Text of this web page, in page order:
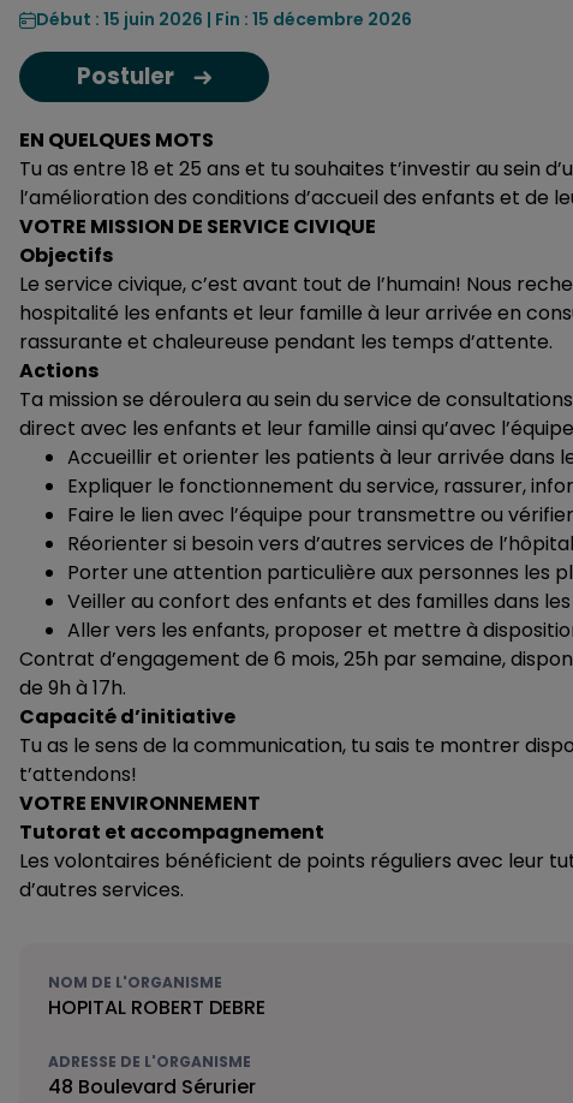
Début : 15 juin 2026 | Fin : 15 décembre 2026
Postuler
EN QUELQUES MOTS
Tu as entre 18 et 25 ans et tu souhaites t’investir au
l’amélioration des conditions d’accueil des enfants et de
VOTRE MISSION DE SERVICE CIVIQUE
Objectifs
Le service civique, c’est avant tout de l’humain! Nous
hospitalité les enfants et leur famille à leur arrivée en
rassurante et chaleureuse pendant les temps d’attente.
Actions
Ta mission se déroulera au sein du service de
direct avec les enfants et leur famille ainsi qu’avec
Accueillir et orienter les patients à leur arrivée dans
Expliquer le fonctionnement du service, rassurer,
Faire le lien avec l’équipe pour transmettre ou
Réorienter si besoin vers d’autres services de l’hôpital
Porter une attention particulière aux personnes les
Veiller au confort des enfants et des familles dans
Aller vers les enfants, proposer et mettre à
Contrat d’engagement de 6 mois, 25h par semaine,
de 9h à 17h.
Capacité d’initiative
Tu as le sens de la communication, tu sais te montrer
t’attendons!
VOTRE ENVIRONNEMENT
Tutorat et accompagnement
Les volontaires bénéficient de points réguliers avec leur
d’autres services.
NOM DE L'ORGANISME
HOPITAL ROBERT DEBRE
ADRESSE DE L'ORGANISME
48 Boulevard Sérurier